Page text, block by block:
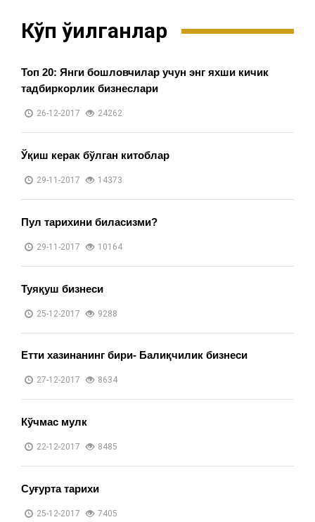
Кўп ўқилганлар
Топ 20: Янги бошловчилар учун энг яхши кичик
тадбиркорлик бизнеслари
26-12-2017 24262
Ўқиш керак бўлган китоблар
29-11-2017 14373
Пул тарихини биласизми?
29-11-2017 10164
Туяқуш бизнеси
25-12-2017 9288
Етти хазинанинг бири- Балиқчилик бизнеси
27-12-2017 8634
Кўчмас мулк
22-12-2017 8485
Суғурта тарихи
25-12-2017 7405